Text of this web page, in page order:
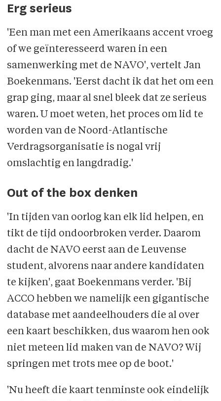
Erg serieus
'Een man met een Amerikaans accent vroeg
of we geïnteresseerd waren in een
samenwerking met de NAVO', vertelt Jan
Boekenmans. 'Eerst dacht ik dat het om een
grap ging, maar al snel bleek dat ze serieus
waren. U moet weten, het proces om lid te
worden van de Noord-Atlantische
Verdragsorganisatie is nogal vrij
omslachtig en langdradig.'
Out of the box denken
'In tijden van oorlog kan elk lid helpen, en
tikt de tijd ondoorbroken verder. Daarom
dacht de NAVO eerst aan de Leuvense
student, alvorens naar andere kandidaten
te kijken', gaat Boekenmans verder. 'Bij
ACCO hebben we namelijk een gigantische
database met aandeelhouders die al over
een kaart beschikken, dus waarom hen ook
niet meteen lid maken van de NAVO? Wij
springen met trots mee op de boot.'
'Nu heeft die kaart tenminste ook eindelijk